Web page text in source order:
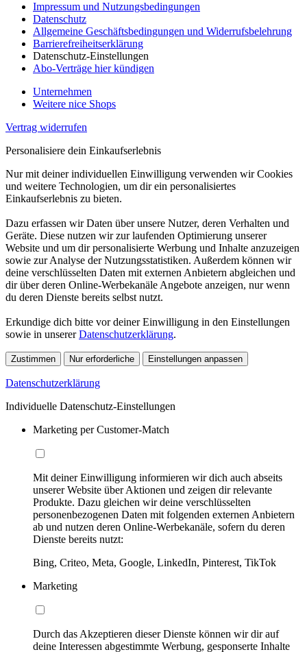
Impressum und Nutzungsbedingungen
Datenschutz
Allgemeine Geschäftsbedingungen und Widerrufsbelehrung
Barrierefreiheitserklärung
Datenschutz-Einstellungen
Abo-Verträge hier kündigen
Unternehmen
Weitere nice Shops
Vertrag widerrufen
Personalisiere dein Einkaufserlebnis
Nur mit deiner individuellen Einwilligung verwenden wir Cookies
und weitere Technologien, um dir ein personalisiertes
Einkaufserlebnis zu bieten.
Dazu erfassen wir Daten über unsere Nutzer, deren Verhalten und
Geräte. Diese nutzen wir zur laufenden Optimierung unserer
Website und um dir personalisierte Werbung und Inhalte anzuzeigen
sowie zur Analyse der Nutzungsstatistiken. Außerdem können wir
deine verschlüsselten Daten mit externen Anbietern abgleichen und
dir über deren Online-Werbekanäle Angebote anzeigen, nur wenn
du deren Dienste bereits selbst nutzt.
Erkundige dich bitte vor deiner Einwilligung in den Einstellungen
sowie in unsererDatenschutzerklärung.
Zustimmen Nur erforderliche Einstellungen anpassen
Datenschutzerklärung
Individuelle Datenschutz-Einstellungen
Marketing per Customer-Match
Mit deiner Einwilligung informieren wir dich auch abseits
unserer Website über Aktionen und zeigen dir relevante
Produkte. Dazu gleichen wir deine verschlüsselten
personenbezogenen Daten mit folgenden externen Anbietern
ab und nutzen deren Online-Werbekanäle, sofern du deren
Dienste bereits nutzt:
Bing, Criteo, Meta, Google, LinkedIn, Pinterest, TikTok
Marketing
Durch das Akzeptieren dieser Dienste können wir dir auf
deine Interessen abgestimmte Werbung, gesponserte Inhalte